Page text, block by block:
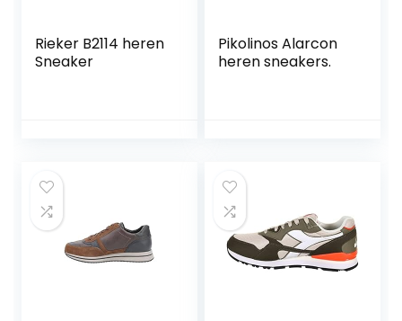
Rieker B2114 heren
Sneaker
Pikolinos Alarcon
heren sneakers.